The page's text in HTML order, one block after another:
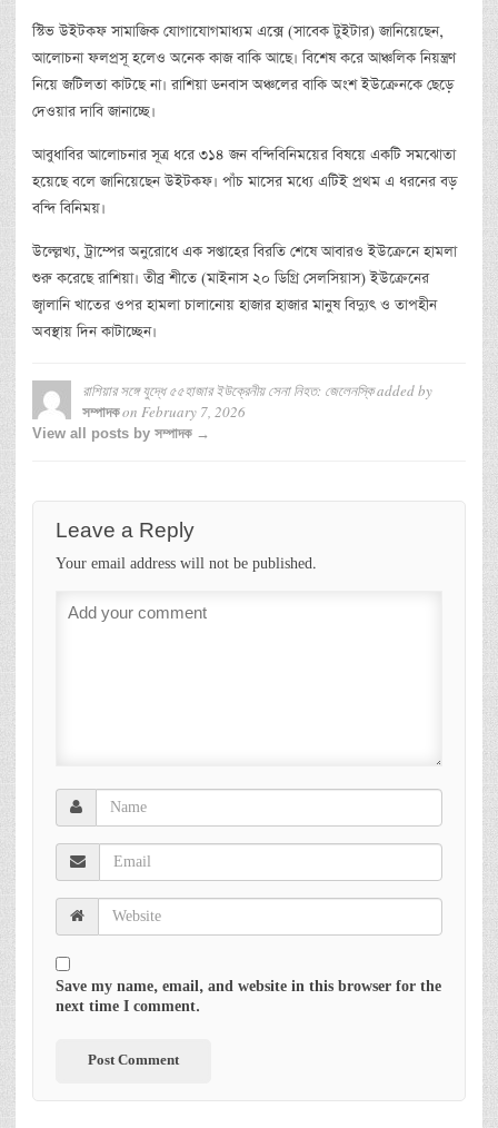
স্টিভ উইটকফ সামাজিক যোগাযোগমাধ্যম এক্সে (সাবেক টুইটার) জানিয়েছেন,
আলোচনা ফলপ্রসূ হলেও অনেক কাজ বাকি আছে। বিশেষ করে আঞ্চলিক নিয়ন্ত্রণ
নিয়ে জটিলতা কাটছে না। রাশিয়া ডনবাস অঞ্চলের বাকি অংশ ইউক্রেনকে ছেড়ে
দেওয়ার দাবি জানাচ্ছে।
আবুধাবির আলোচনার সূত্র ধরে ৩১৪ জন বন্দিবিনিময়ের বিষয়ে একটি সমঝোতা
হয়েছে বলে জানিয়েছেন উইটকফ। পাঁচ মাসের মধ্যে এটিই প্রথম এ ধরনের বড়
বন্দি বিনিময়।
উল্ল্লেখ্য, ট্রাম্পের অনুরোধে এক সপ্তাহের বিরতি শেষে আবারও ইউক্রেনে হামলা
শুরু করেছে রাশিয়া। তীব্র শীতে (মাইনাস ২০ ডিগ্রি সেলসিয়াস) ইউক্রেনের
জ্বালানি খাতের ওপর হামলা চালানোয় হাজার হাজার মানুষ বিদ্যুৎ ও তাপহীন
অবস্থায় দিন কাটাচ্ছেন।
রাশিয়ার সঙ্গে যুদ্ধে ৫৫হাজার ইউক্রেনীয় সেনা নিহত: জেলেনস্কিadded by
সম্পাদকon February 7, 2026
View all posts by সম্পাদক →
Leave a Reply
Your email address will not be published.
Save my name, email, and website in this browser for the
next time I comment.